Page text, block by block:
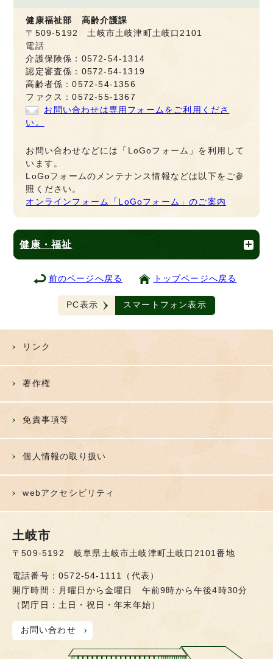
健康福祉部 高齢介護課
〒509-5192 土岐市土岐津町土岐口2101
電話
介護保険係：0572-54-1314
認定審査係：0572-54-1319
高齢者係：0572-54-1356
ファクス：0572-55-1367
お問い合わせは専用フォームをご利用くださ
い。
お問い合わせなどには「LoGoフォーム」を利用して
います。
LoGoフォームのメンテナンス情報などは以下をご参
照ください。
オンラインフォーム「LoGoフォーム」のご案内
健康・福祉
前のページへ戻る トップページへ戻る
PC表示 スマートフォン表示
リンク
著作権
免責事項等
個人情報の取り扱い
webアクセシビリティ
土岐市
〒509-5192 岐阜県土岐市土岐津町土岐口2101番地
電話番号：0572-54-1111（代表）
開庁時間：月曜日から金曜日 午前9時から午後4時30分
（閉庁日：土日・祝日・年末年始）
お問い合わせ